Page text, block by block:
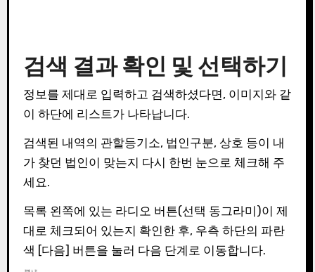
검색 결과 확인 및 선택하기
정보를 제대로 입력하고 검색하셨다면, 이미지와 같
이 하단에 리스트가 나타납니다.
검색된 내역의 관할등기소, 법인구분, 상호 등이 내
가 찾던 법인이 맞는지 다시 한번 눈으로 체크해 주
세요.
목록 왼쪽에 있는 라디오 버튼(선택 동그라미)이 제
대로 체크되어 있는지 확인한 후, 우측 하단의 파란
색 [다음] 버튼을 눌러 다음 단계로 이동합니다.